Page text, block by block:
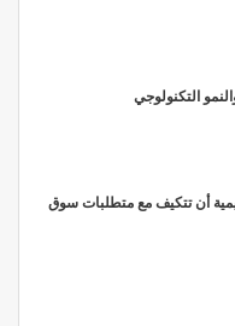
التكنولوجي
أن تتكيف مع متطلبات سوق